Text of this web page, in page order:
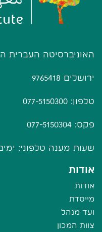
האוניברסיטה העברית
ירושלים 9765418
טלפון: 077-5150300
פקס: 077-5150304
שעות מענה טלפוני: ימים א'-ד'
אודות
אודות
מייסדת
ועד מנהל
צוות המכון